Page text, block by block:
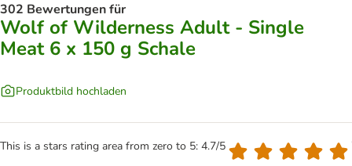
302 Bewertungen für
Wolf of Wilderness Adult - Single
Meat 6 x 150 g Schale
Produktbild hochladen
This is a stars rating area from zero to 5: 4.7/5